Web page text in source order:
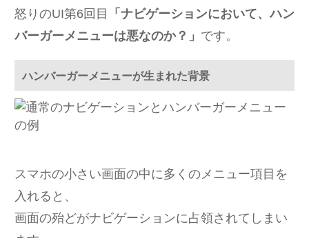
怒りのUI第6回目
「ナビゲーションにおいて、ハン
バーガーメニューは悪なのか？」 です。
ハンバーガーメニューが生まれた背景
スマホの小さい画面の中に多くのメニュー項目を
入れると、
画面の殆どがナビゲーションに占領されてしまい